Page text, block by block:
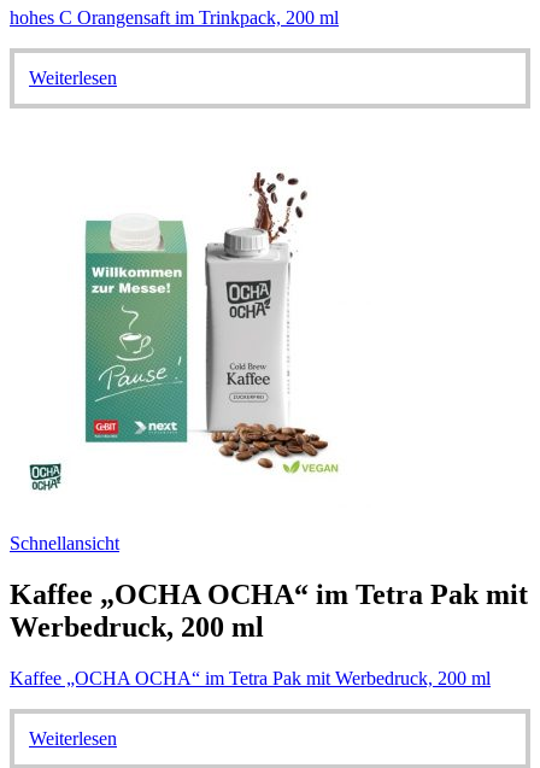
hohes C Orangensaft im Trinkpack, 200 ml
Weiterlesen
Schnellansicht
Kaffee „OCHA OCHA“ im Tetra Pak mit
Werbedruck, 200 ml
Kaffee „OCHA OCHA“ im Tetra Pak mit Werbedruck, 200 ml
Weiterlesen